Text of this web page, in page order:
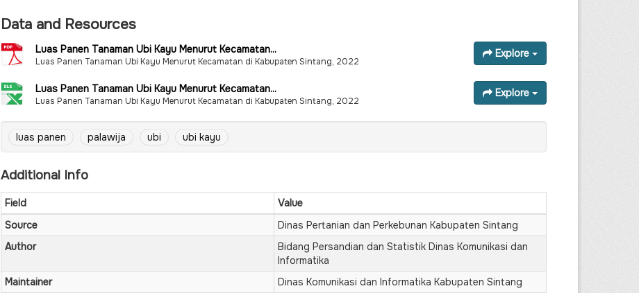
Data and Resources
Luas Panen Tanaman Ubi Kayu Menurut Kecamatan...
Luas Panen Tanaman Ubi Kayu Menurut Kecamatan di Kabupaten Sintang, 2022
Explore
Luas Panen Tanaman Ubi Kayu Menurut Kecamatan...
Luas Panen Tanaman Ubi Kayu Menurut Kecamatan di Kabupaten Sintang, 2022
Explore
luas panen palawija ubi ubi kayu
Additional Info
Field
Value
Source
Dinas Pertanian dan Perkebunan Kabupaten Sintang
Author
Bidang Persandian dan Statistik Dinas Komunikasi dan
Informatika
Maintainer
Dinas Komunikasi dan Informatika Kabupaten Sintang